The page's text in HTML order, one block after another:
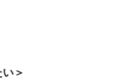
＞